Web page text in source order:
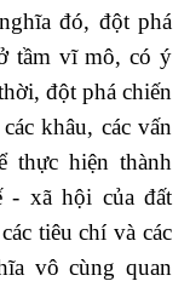
đó, đột phá
tầm vĩ mô, có ý
đột phá chiến
khâu, các vấn
thực hiện thành
- xã hội của đất
tiêu chí và các
vô cùng quan